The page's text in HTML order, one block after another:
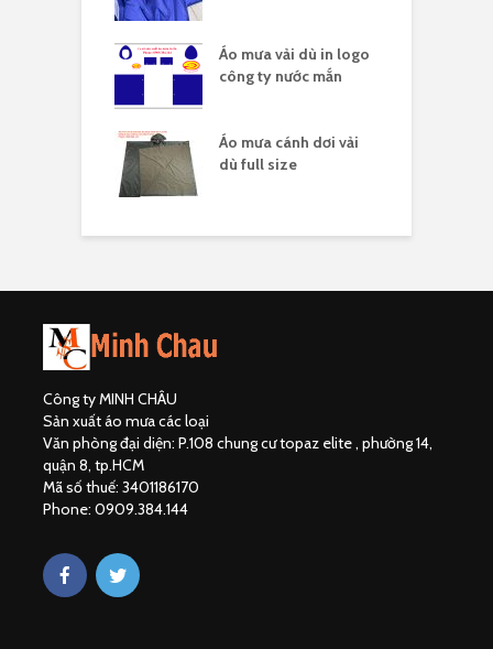
Áo mưa vải dù in logo
công ty nước mắn
Áo mưa cánh dơi vải
dù full size
Công ty MINH CHÂU
Sản xuất áo mưa các loại
Văn phòng đại diện: P.108 chung cư topaz elite , phường 14,
quận 8, tp.HCM
Mã số thuế: 3401186170
Phone: 0909.384.144